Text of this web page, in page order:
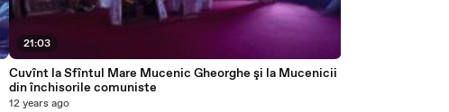
21:03
Cuvînt la Sfîntul Mare Mucenic Gheorghe şi la Mucenicii
din închisorile comuniste
12 years ago